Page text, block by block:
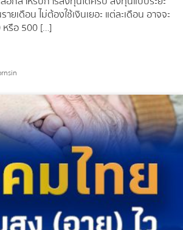
ยเดือน ไม่ต้องใช้เงินเยอะ แต่ละเดือน อาจจะ
รือ 500 […]